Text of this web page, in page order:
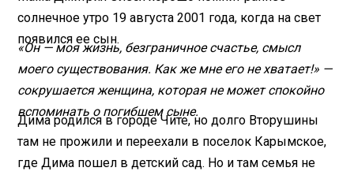
солнечное утро 19 августа 2001 года, когда на свет
появился ее сын.
«Он — моя жизнь, безграничное счастье, смысл
моего существования. Как же мне его не хватает!» —
сокрушается женщина, которая не может спокойно
вспоминать о погибшем сыне.
Дима родился в городе Чите, но долго Вторушины
там не прожили и переехали в поселок Карымское,
где Дима пошел в детский сад. Но и там семья не